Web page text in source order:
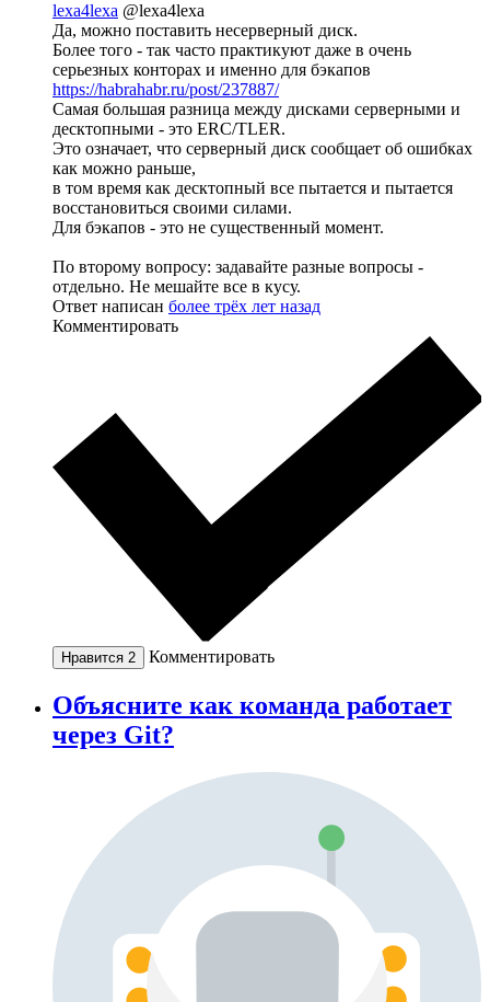
lexa4lexa @lexa4lexa
Да, можно поставить несерверный диск.
Более того - так часто практикуют даже в очень
серьезных конторах и именно для бэкапов
https://habrahabr.ru/post/237887/
Самая большая разница между дисками серверными и
десктопными - это ERC/TLER.
Это означает, что серверный диск сообщает об ошибках
как можно раньше,
в том время как десктопный все пытается и пытается
восстановиться своими силами.
Для бэкапов - это не существенный момент.
По второму вопросу: задавайте разные вопросы -
отдельно. Не мешайте все в кусу.
Ответ написан более трёх лет назад
Комментировать
Нравится 2 Комментировать
Объясните как команда работает
через Git?